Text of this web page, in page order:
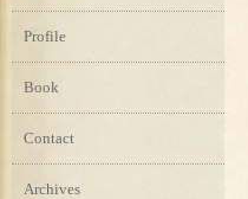
Profile
Book
Contact
Archives